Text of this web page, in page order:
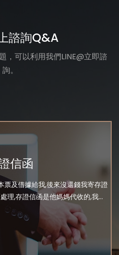
諮詢Q&A
，可以利用我們LINE@立即諮
詢。
信函
票及借據給我,後來沒還錢我寄存證
理,存證信函是他媽媽代收的,我...